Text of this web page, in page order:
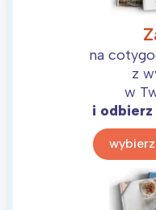
na
z
w
i